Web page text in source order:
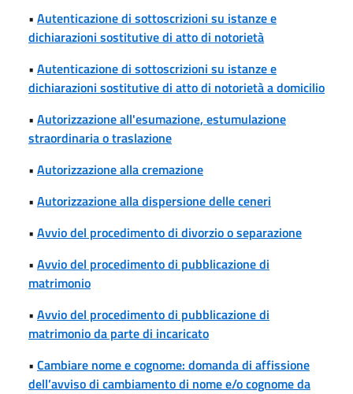
• Autenticazione di sottoscrizioni su istanze e
dichiarazioni sostitutive di atto di notorietà
• Autenticazione di sottoscrizioni su istanze e
dichiarazioni sostitutive di atto di notorietà a domicilio
• Autorizzazione all'esumazione, estumulazione
straordinaria o traslazione
• Autorizzazione alla cremazione
• Autorizzazione alla dispersione delle ceneri
• Avvio del procedimento di divorzio o separazione
• Avvio del procedimento di pubblicazione di
matrimonio
• Avvio del procedimento di pubblicazione di
matrimonio da parte di incaricato
• Cambiare nome e cognome: domanda di affissione
dell’avviso di cambiamento di nome e/o cognome da